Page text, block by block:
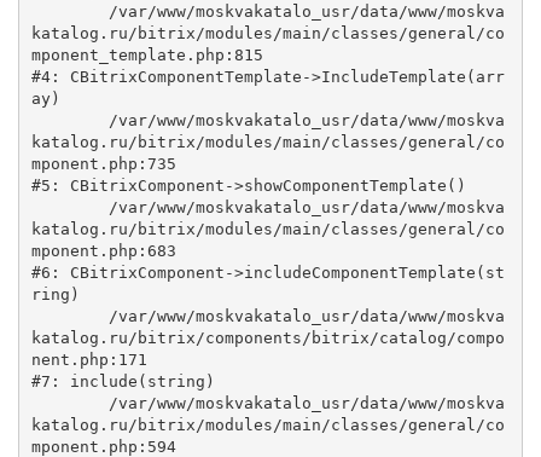
katalog.ru/bitrix/modules/main/classes/general/co
mponent_template.php:815
#4: CBitrixComponentTemplate->IncludeTemplate(arr
ay)
katalog.ru/bitrix/modules/main/classes/general/co
mponent.php:735
#5: CBitrixComponent->showComponentTemplate()
katalog.ru/bitrix/modules/main/classes/general/co
mponent.php:683
#6: CBitrixComponent->includeComponentTemplate(st
ring)
katalog.ru/bitrix/components/bitrix/catalog/compo
nent.php:171
#7: include(string)
katalog.ru/bitrix/modules/main/classes/general/co
mponent.php:594